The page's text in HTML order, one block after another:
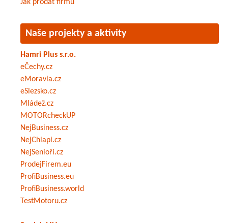
Jak prodat firmu
Naše projekty a aktivity
Hamri Plus s.r.o.
eČechy.cz
eMoravia.cz
eSlezsko.cz
Mládež.cz
MOTORcheckUP
NejBusiness.cz
NejChlapi.cz
NejSenioři.cz
ProdejFirem.eu
ProfiBusiness.eu
ProfiBusiness.world
TestMotoru.cz